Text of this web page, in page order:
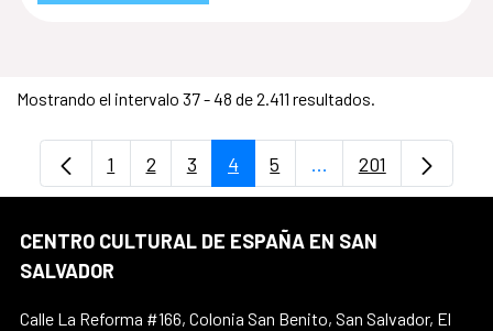
Mostrando el intervalo 37 - 48 de 2.411 resultados.
Página
1 Página
2 Página
3 Página
4 Página
5 ...PáginasPágina
201
CENTRO CULTURAL DE ESPAÑA EN SAN
SALVADOR
Calle La Reforma #166, Colonia San Benito, San Salvador, El